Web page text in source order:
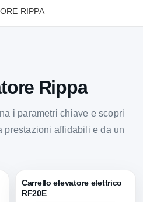
RIPPA
Rippa
i parametri chiave e scopri
prestazioni affidabili e da un
Carrello elevatore elettrico
RF20E